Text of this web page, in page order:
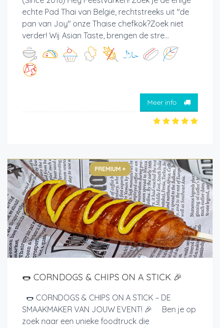
echte Pad Thai van België, rechtstreeks uit "de
pan van Joy" onze Thaise chefkok?Zoek niet
verder! Wij Asian Taste, brengen de stre...
Meer info
PREMIUM +
🌭 CORNDOGS & CHIPS ON A STICK 🎉
🌭 CORNDOGS & CHIPS ON A STICK – DE
SMAAKMAKER VAN JOUW EVENT! 🎉 Ben je op
zoek naar een unieke foodtruck die